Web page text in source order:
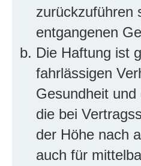
zurückzuführen
entgangenen
Die Haftung ist
fahrlässigen
Gesundheit
die bei
der Höhe nach
auch für